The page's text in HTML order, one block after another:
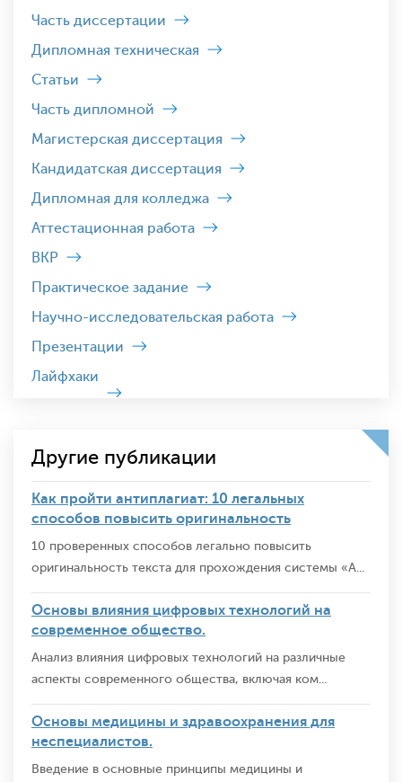
Часть диссертации
Дипломная техническая
Статьи
Часть дипломной
Магистерская диссертация
Кандидатская диссертация
Дипломная для колледжа
Аттестационная работа
ВКР
Практическое задание
Научно-исследовательская работа
Презентации
Лайфхаки
Другие публикации
Как пройти антиплагиат: 10 легальных
способов повысить оригинальность
10 проверенных способов легально повысить
оригинальность текста для прохождения системы «А...
Основы влияния цифровых технологий на
современное общество.
Анализ влияния цифровых технологий на различные
аспекты современного общества, включая ком...
Основы медицины и здравоохранения для
неспециалистов.
Введение в основные принципы медицины и